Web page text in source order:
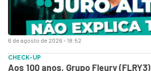
6 de agosto de 2026 - 18:52
CHECK-UP
Aos 100 anos, Grupo Fleury